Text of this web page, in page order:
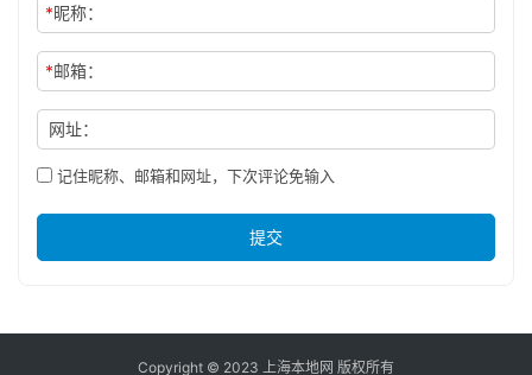
*昵称：
*邮箱：
网址：
记住昵称、邮箱和网址，下次评论免输入
提交
Copyright © 2023 上海本地网 版权所有